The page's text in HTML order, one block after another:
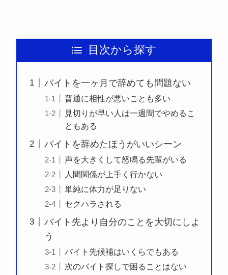
目次から探す
バイトを一ヶ月で辞めても問題ない
普通に相性が悪いことも多い
見切りが早い人は一週間でやめるこ
ともある
バイトを辞めたほうがいいシーン
声を大きくして怒鳴る先輩がいる
人間関係が上手く行かない
単純に体力が足りない
セクハラされる
バイト先より自分のことを大切にしよ
う
バイト先候補はいくらでもある
次のバイト探しで困ることはない